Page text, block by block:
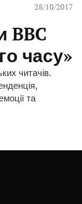
28/10/2017
BBC
часу»
читачів.
та